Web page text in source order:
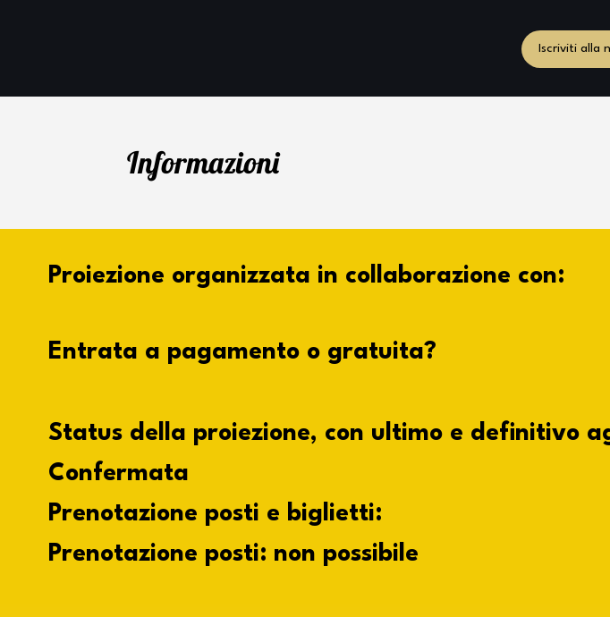
Iscriviti alla
Informazioni
Proiezione organizzata in collaborazione con:
Entrata a pagamento o gratuita?
Status della proiezione, con ultimo e definitivo
Confermata
Prenotazione posti e biglietti:
Prenotazione posti: non possibile